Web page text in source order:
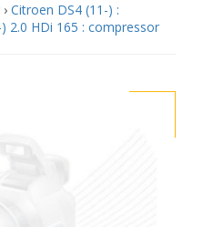
› Citroen DS4 (11-) :
2.0 HDi 165 : compressor